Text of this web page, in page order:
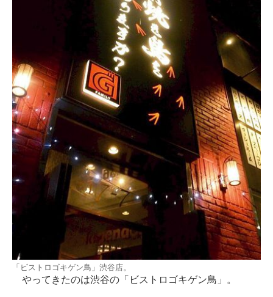
「ビストロゴキゲン鳥」渋谷店。
やってきたのは渋谷の「ビストロゴキゲン鳥」。